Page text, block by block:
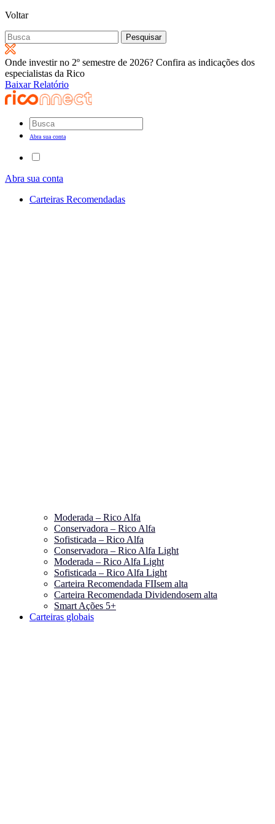
Voltar
Pesquisar
por:
Onde investir no 2º semestre de 2026? Confira as indicações dos
especialistas da Rico
Baixar Relatório
Abra sua conta
Abra sua conta
Carteiras Recomendadas
Moderada – Rico Alfa
Conservadora – Rico Alfa
Sofisticada – Rico Alfa
Conservadora – Rico Alfa Light
Moderada – Rico Alfa Light
Sofisticada – Rico Alfa Light
Carteira Recomendada FIIsem alta
Carteira Recomendada Dividendosem alta
Smart Ações 5+
Carteiras globais